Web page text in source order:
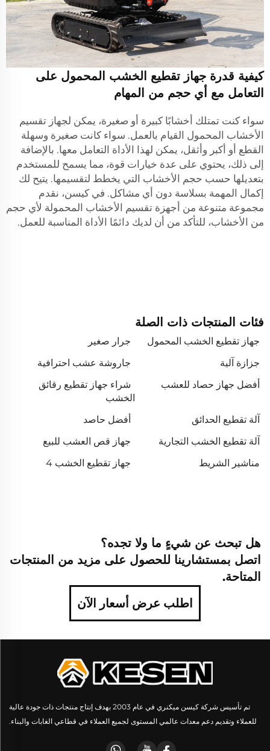
كيفية قدرة جهاز تقطيع الخشب المحمول على
التعامل مع أي حجم من المهام
سواء كنت تمتلك أخشابًا كبيرة أو صغيرة، يمكن لجهاز تقسيم
الأخشاب المحمول القيام بالعمل. سواء كانت صغيرة وسهلة
القطع أو أكبر وأثقل، يمكن لهذا الأداة التعامل معها. بالإضافة
إلى ذلك، يحتوي على عدة خيارات قوة، مما يسمح للمستخدم
بتعديلها حسب حجم الأخشاب التي يخطط لتقسيمها. يتيح لك
إكمال المهمة بسلاسة دون أي مشاكل. في كيسن، نقدم
مجموعة متنوعة من أجهزة تقسيم الأخشاب المحمولة لأي حجم
من الأخشاب، للتأكد من أن لديك دائمًا الأداة المناسبة للعمل.
فئات المنتجات ذات الصلة
جهاز تقطيع الخشب المحمول
جرار صغير
جزازة آلية
جاروشة عشب احترافية
أفضل جهاز حصاد للعشب
شراء جهاز تقطيع رقائق
الخشب
آلة تقطيع الحدائق
أفضل حاصد
آلة تقطيع الخشب التجارية
جهاز قص العشب للبيع
مناشير الشريط
جهاز تقطيع الخشب 4
هل تبحث عن شيءٍ ما ولا تجده؟
اتصل بمستشارينا للحصول على مزيد من المنتجات
المتاحة.
اطلب عرض أسعار الآن
تم تأسيس شركة كيسن ميكنري في عام 2003 بهدف إنتاج منتجات ذات جودة عالية
للعملاء وتقديم دعم معدات عالمي المستوى لجميع العملاء في قطاعي الغابات والبناء.